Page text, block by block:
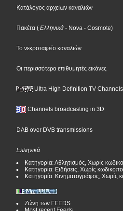
Κατάλογος αρχείων καναλιών
Πακέτα ( Ελληνικά - Nova - Cosmote)
Το νεκροταφείο καναλιών
Οι περισσότερο επιθυμητές εικόνες
Ultra High Definition TV Channels
Channels broadcasting in 3D
DAB over DVB transmissions
Ελληνικά
Κατηγορία: Αθλητισμός, Χωρίς
Κατηγορία: Ειδήσεις, Χωρίς
Κατηγορία: Κινηματογράφος, Χωρίς
Ζώνη των FEEDS